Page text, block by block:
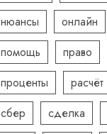
нюансы
онлайн
помощь
право
проценты
расчёт
сбер
сделка